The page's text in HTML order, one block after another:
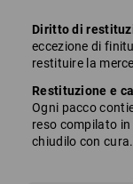
Diritto di
eccezione di
restituire la
Restituzione e
Ogni pacco
reso compilato
chiudilo con cura.